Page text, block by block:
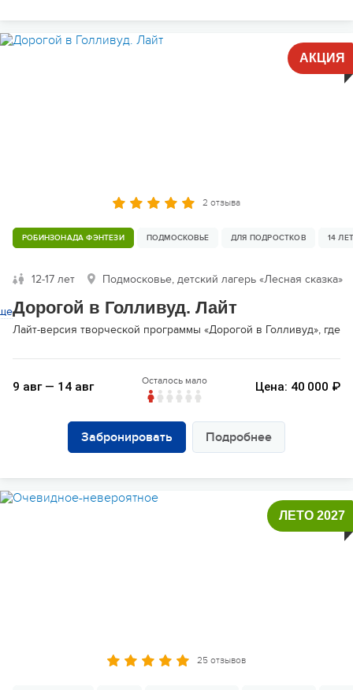
2 отзыва
РОБИНЗОНАДА ФЭНТЕЗИ ПОДМОСКОВЬЕ ДЛЯ ПОДРОСТКОВ 14
12-17 лет Подмосковье, детский лагерь «Лесная сказка»
Дорогой в Голливуд. Лайт
Лайт-версия творческой программы «Дорогой в Голливуд», где
АКЦИЯ
9 авг — 14 авг Осталось мало Цена: 40 000 ₽
Забронировать Подробнее
25 отзывов
ЛЕТО 2027